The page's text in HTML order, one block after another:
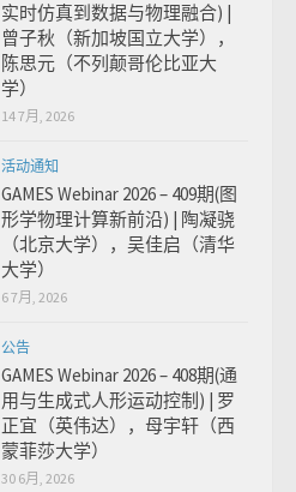
实时仿真到数据与物理融合) |
曾子秋（新加坡国立大学），
陈思元（不列颠哥伦比亚大
学）
14 7月, 2026
活动通知
GAMES Webinar 2026 – 409期(图
形学物理计算新前沿) | 陶凝骁
（北京大学），吴佳启（清华
大学）
6 7月, 2026
公告
GAMES Webinar 2026 – 408期(通
用与生成式人形运动控制) | 罗
正宜（英伟达），母宇轩（西
蒙菲莎大学）
30 6月, 2026